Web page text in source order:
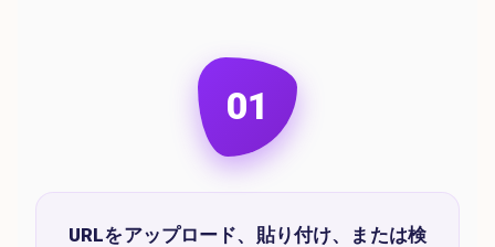
01
URLをアップロード、貼り付け、または検